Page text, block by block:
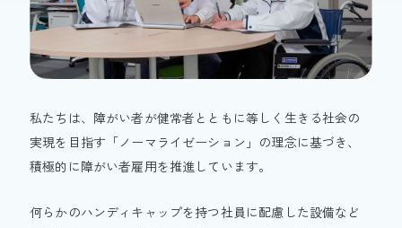
私たちは、障がい者が健常者とともに等しく生きる社会の
実現を目指す「ノーマライゼーション」の理念に基づき、
積極的に障がい者雇用を推進しています。
何らかのハンディキャップを持つ社員に配慮した設備など